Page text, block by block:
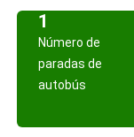
1
Número de
paradas de
autobús